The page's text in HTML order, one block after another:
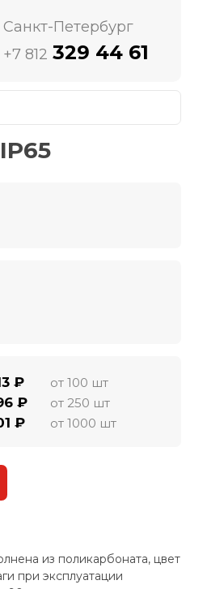
Санкт-Петербург
+7 812 329 44 61
₽ от 100 шт
₽ от 250 шт
₽ от 1000 шт
из поликарбоната, цвет
при эксплуатации